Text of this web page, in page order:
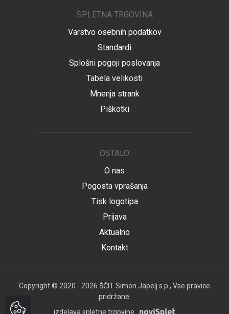
SPLETNA TRGOVINA
Varstvo osebnih podatkov
Standardi
Splošni pogoji poslovanja
Tabela velikosti
Mnenja strank
Piškotki
OSTALO
O nas
Pogosta vprašanja
Tisk logotipa
Prijava
Aktualno
Kontakt
Copyright © 2020 - 2026 ŠČIT Simon Japelj s.p., Vse pravice
pridržane.
izdelava spletne trgovine